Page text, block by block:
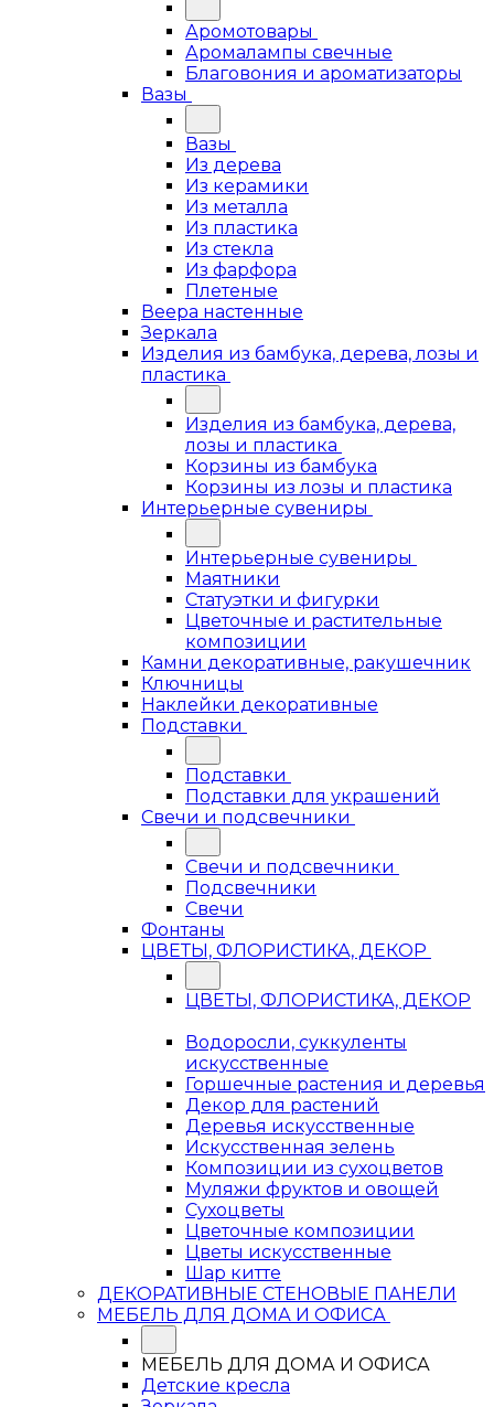
Аромотовары
Аромалампы свечные
Благовония и ароматизаторы
Вазы
Вазы
Из дерева
Из керамики
Из металла
Из пластика
Из стекла
Из фарфора
Плетеные
Веера настенные
Зеркала
Изделия из бамбука, дерева, лозы и
пластика
Изделия из бамбука, дерева,
лозы и пластика
Корзины из бамбука
Корзины из лозы и пластика
Интерьерные сувениры
Интерьерные сувениры
Маятники
Статуэтки и фигурки
Цветочные и растительные
композиции
Камни декоративные, ракушечник
Ключницы
Наклейки декоративные
Подставки
Подставки
Подставки для украшений
Свечи и подсвечники
Свечи и подсвечники
Подсвечники
Свечи
Фонтаны
ЦВЕТЫ, ФЛОРИСТИКА, ДЕКОР
ЦВЕТЫ, ФЛОРИСТИКА, ДЕКОР
Водоросли, суккуленты
искусственные
Горшечные растения и деревья
Декор для растений
Деревья искусственные
Искусственная зелень
Композиции из сухоцветов
Муляжи фруктов и овощей
Сухоцветы
Цветочные композиции
Цветы искусственные
Шар китте
ДЕКОРАТИВНЫЕ СТЕНОВЫЕ ПАНЕЛИ
МЕБЕЛЬ ДЛЯ ДОМА И ОФИСА
МЕБЕЛЬ ДЛЯ ДОМА И ОФИСА
Детские кресла